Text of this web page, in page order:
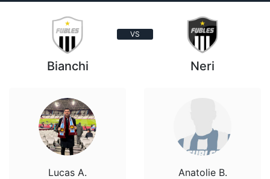
VS
Bianchi
Lucas A.
Neri
Anatolie B.